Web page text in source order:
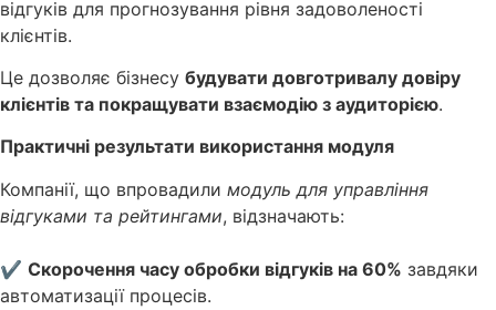
відгуків для прогнозування рівня задоволеності
клієнтів.
Це дозволяє бізнесу будувати довготривалу довіру
клієнтів та покращувати взаємодію з аудиторією.
Практичні результати використання модуля
Компанії, що впровадили модуль для управління
відгуками та рейтингами, відзначають:
✔ Скорочення часу обробки відгуків на 60% завдяки
автоматизації процесів.